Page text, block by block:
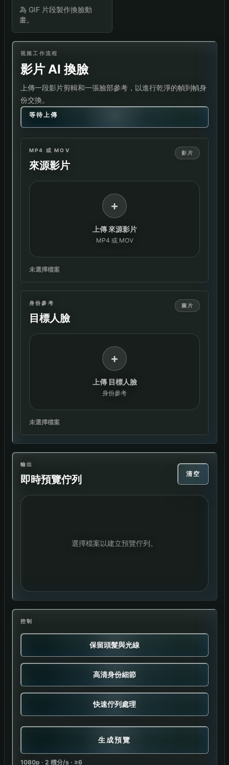
為 GIF 片段製作換臉動
畫。
视频工作流程
影片 AI 換臉
上傳一段影片剪輯和一張臉部參考，以進行乾淨的幀到幀身
份交換。
等待上傳
MP4 或 MOV
來源影片
影片
+
上傳 來源影片
MP4 或 MOV
未選擇檔案
身份參考
目標人臉
圖片
+
上傳 目標人臉
身份參考
未選擇檔案
輸出
即時預覽佇列 清空
選擇檔案以建立預覽佇列。
控制
保留頭髮與光線
高清身份細節
快速佇列處理
生成預覽
1080p · 2 積分/s · ≥6